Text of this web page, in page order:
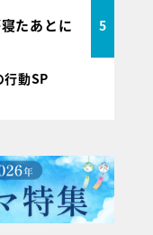
たあとに 5
行動SP